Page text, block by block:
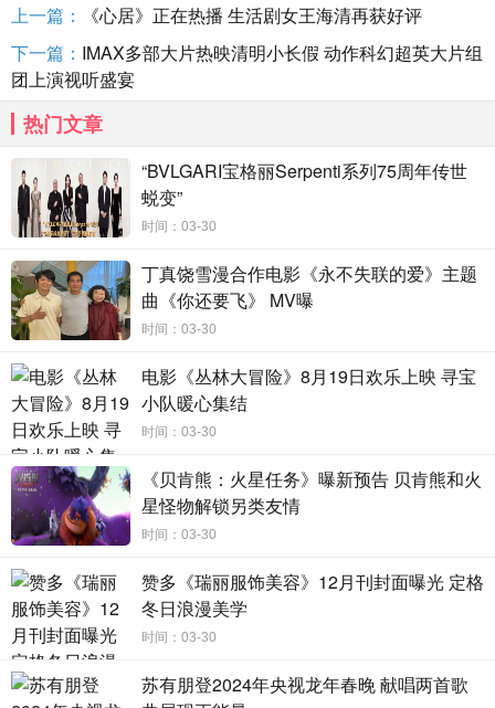
年轻化趋势。
韩国成年人的负债问题更为严重，其中个体户的负债数额相
当于普通人的5倍，他们的负债问题严重到足以影响韩国经
济。韩国的个体户人群高达600万人，占据工作人口总数的近
四分之一，其占比居世界各国之首。而个体户最大的负债来
源于房贷，因2005年左右韩国的银行收紧了对次级借贷人的
贷款审核，许多个体户无法通过银行的贷款信用评分，他们
只能向高利贷借钱。除了高利贷以外，随着韩国房地产泡沫
开始膨胀，店铺租金攀升对个体户的冲击严重，许多小商户
纷纷倒闭或被迫搬迁，地产泡沫的扩大也导致韩国家庭负债
数额随之上升，雪球越滚越大。2019年年底金融机构发布地
产泡沫存在破灭的风险，韩国政府为了缓解家庭负债所带来
的一系列社会和经济问题，开始大力打压地产泡沫，减轻个
体们的债务负担，政府将金融机构的最高贷款利率下调
24%，并与银行合作向个体户提供能够负担的中等利率贷
款。
由于全球疫情对韩国经济所带来的影响，政府通过鼓励
居民消费来拯救低迷的经济，就像他们在1997年和2008的金
融危机中那样，历史又周而复始的循环，没有到头的迹象。
人间蒸发的日本人，逃避或是逃命
上一篇：
《心居》正在热播 生活剧女王海清再获好评
下一篇： IMAX多部大片热映清明小长假 动作科幻超英大片组
团上演视听盛宴
热门文章
“BVLGARI宝格丽Serpenti系列75周年传世
蜕变”
时间：03-30
丁真饶雪漫合作电影《永不失联的爱》主题
曲《你还要飞》 MV曝
时间：03-30
电影《丛林大冒险》8月19日欢乐上映 寻宝
小队暖心集结
时间：03-30
《贝肯熊：火星任务》曝新预告 贝肯熊和火
星怪物解锁另类友情
时间：03-30
赞多《瑞丽服饰美容》12月刊封面曝光 定格
冬日浪漫美学
时间：03-30
苏有朋登2024年央视龙年春晚 献唱两首歌